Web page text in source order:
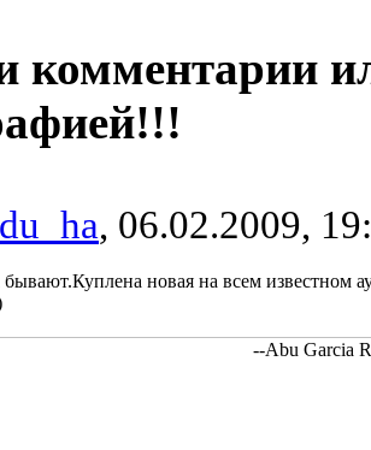
комментарии
, 06.02.2009,
бывают.Куплена новая на всем известном